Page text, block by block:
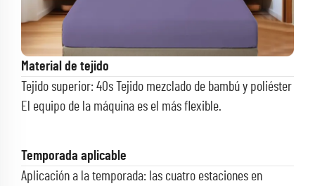
Material de tejido
Tejido superior: 40s Tejido mezclado de bambú y poliéster
El equipo de la máquina es el más flexible.
Temporada aplicable
Aplicación a la temporada: las cuatro estaciones en